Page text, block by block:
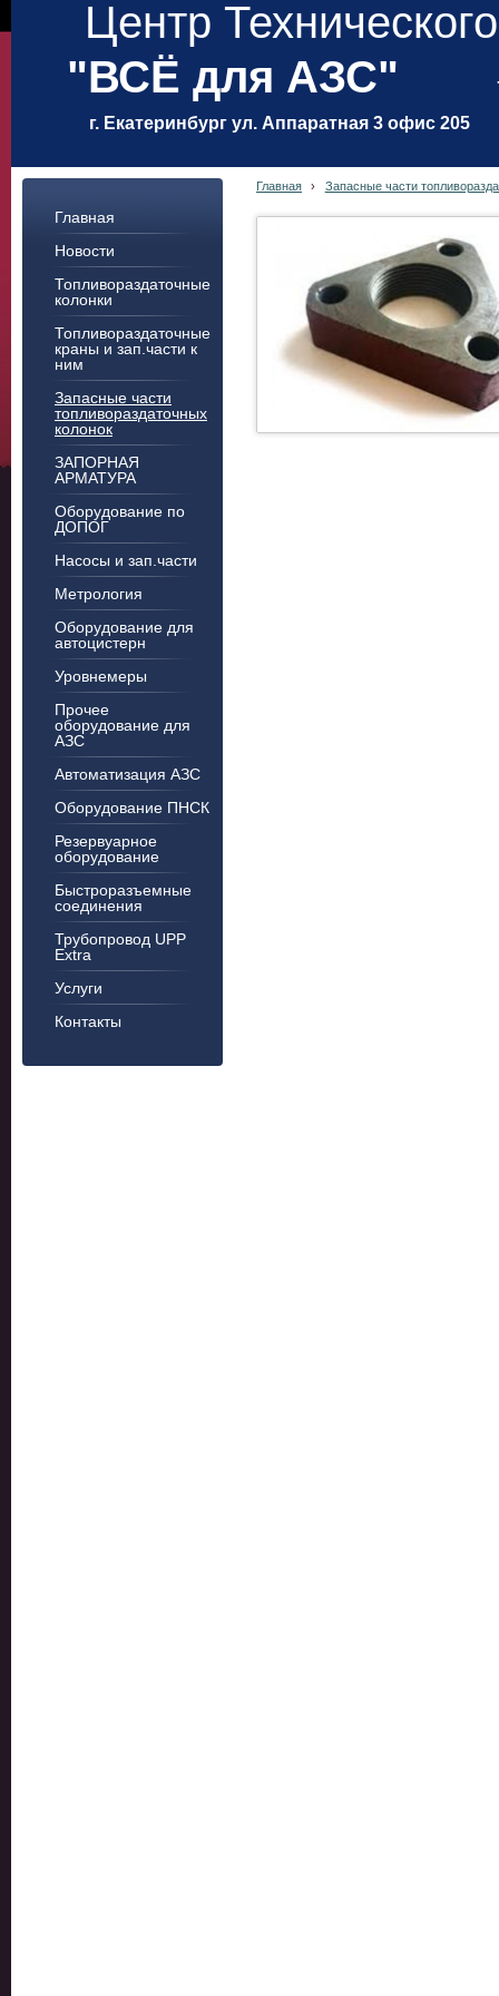
Центр
г. Екатеринбург ул. Аппаратная 3 офис 205
"ВСЁ для АЗС"
Главная
Новости
Топливораздаточные
колонки
Топливораздаточные
краны и зап.части к
ним
Запасные части
топливораздаточных
колонок
ЗАПОРНАЯ
АРМАТУРА
Оборудование по
ДОПОГ
Насосы и зап.части
Метрология
Оборудование для
автоцистерн
Уровнемеры
Прочее
оборудование для
АЗС
Автоматизация АЗС
Оборудование ПНСК
Резервуарное
оборудование
Быстроразъемные
соединения
Трубопровод UPP
Extra
Услуги
Контакты
Главная › Запасные части